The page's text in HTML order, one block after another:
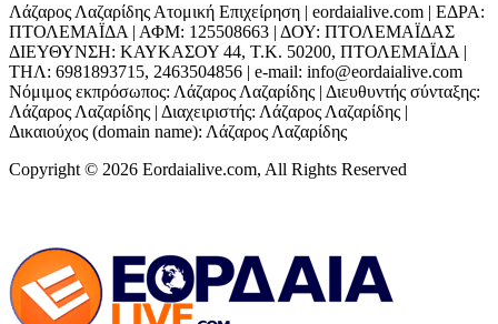
Λάζαρος Λαζαρίδης Ατομική Επιχείρηση | eordaialive.com | ΕΔΡΑ:
ΠΤΟΛΕΜΑΪΔΑ | ΑΦΜ: 125508663 | ΔΟΥ: ΠΤΟΛΕΜΑΪΔΑΣ
ΔΙΕΥΘΥΝΣΗ: ΚΑΥΚΑΣΟΥ 44, Τ.Κ. 50200, ΠΤΟΛΕΜΑΪΔΑ |
ΤΗΛ: 6981893715, 2463504856 | e-mail: info@eordaialive.com
Νόμιμος εκπρόσωπος: Λάζαρος Λαζαρίδης | Διευθυντής σύνταξης:
Λάζαρος Λαζαρίδης | Διαχειριστής: Λάζαρος Λαζαρίδης |
Δικαιούχος (domain name): Λάζαρος Λαζαρίδης
Copyright © 2026 Eordaialive.com, All Rights Reserved